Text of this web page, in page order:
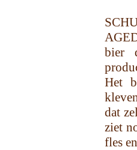
bier
Het
dat
ziet
fles